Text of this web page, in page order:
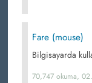
Fare (mouse)
Bilgisayarda
70,747 okuma,